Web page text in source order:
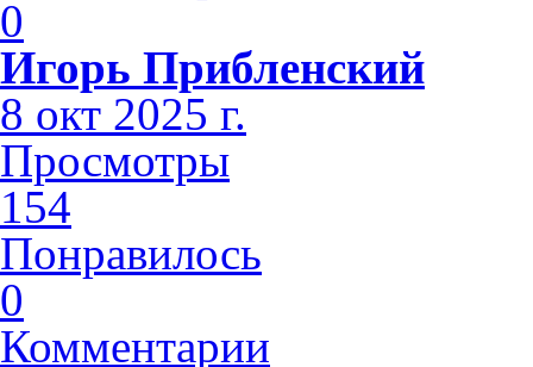
0
Игорь Прибленский
8 окт 2025 г.
Просмотры
154
Понравилось
0
Комментарии